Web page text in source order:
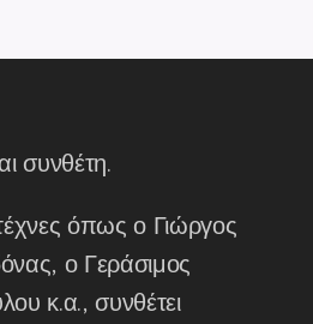
συνθέτη.
όπως ο Γιώργος
ο Γεράσιμος
κ.α., συνθέτει